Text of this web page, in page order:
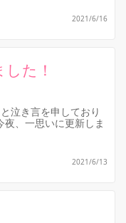
2021/6/16
た！
泣き言を申しており
、一思いに更新しま
老師がウダウダ語って
2021/6/13